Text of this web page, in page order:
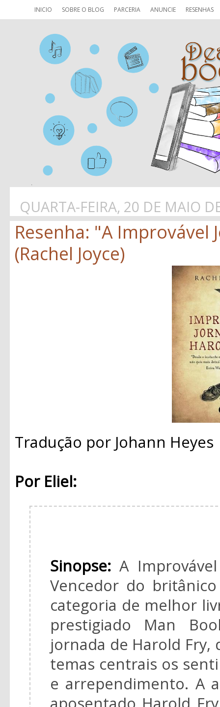
INICIO SOBRE O BLOG PARCERIA ANUNCIE RESENHAS
QUARTA-FEIRA, 20 DE MAIO
Resenha: "A Improvável
(Rachel Joyce)
Tradução por Johann Heyes
Por Eliel:
Sinopse: A
Vencedor do
categoria de melhor
prestigiado Man
jornada de Harold Fry,
temas centrais os
e arrependimento. A
aposentado Harold